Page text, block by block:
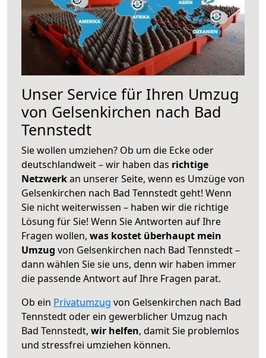
Unser Service für Ihren Umzug
von Gelsenkirchen nach Bad
Tennstedt
Sie wollen umziehen? Ob um die Ecke oder
deutschlandweit – wir haben das richtige
Netzwerkan unserer Seite, wenn es Umzüge von
Gelsenkirchen nach Bad Tennstedt geht! Wenn
Sie nicht weiterwissen – haben wir die richtige
Lösung für Sie! Wenn Sie Antworten auf Ihre
Fragen wollen, was kostet überhaupt mein
Umzug von Gelsenkirchen nach Bad Tennstedt –
dann wählen Sie sie uns, denn wir haben immer
die passende Antwort auf Ihre Fragen parat.
Ob ein Privatumzug von Gelsenkirchen nach Bad
Tennstedt oder ein gewerblicher Umzug nach
Bad Tennstedt, wir helfen, damit Sie problemlos
und stressfrei umziehen können.